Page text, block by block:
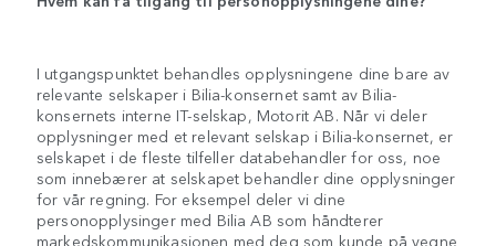
I utgangspunktet behandles opplysningene dine bare av
relevante selskaper i Bilia-konsernet samt av Bilia-
konsernets interne IT-selskap, Motorit AB. Når vi deler
opplysninger med et relevant selskap i Bilia-konsernet, er
selskapet i de fleste tilfeller databehandler for oss, noe
som innebærer at selskapet behandler dine opplysninger
for vår regning. For eksempel deler vi dine
personopplysinger med Bilia AB som håndterer
markedskommunikasjonen med deg som kunde på vegne